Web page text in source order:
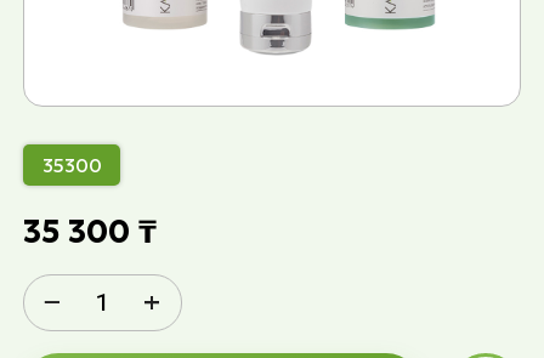
35300
35 300 ₸
− +